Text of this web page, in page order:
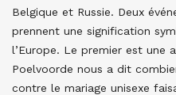
Belgique et Russie. Deux
prennent une signification
l’Europe. Le premier est une
Poelvoorde nous a dit
contre le mariage unisexe